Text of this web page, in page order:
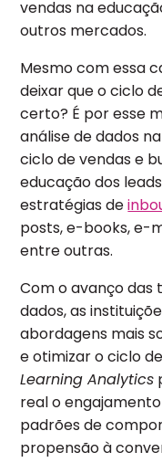
vendas na
outros mercados.
Mesmo com essa
deixar que o ciclo
certo? É por esse
análise de dados
ciclo de vendas e
educação dos
estratégias de
posts, e-books, e-
entre outras.
Com o avanço das
dados, as
abordagens mais
e otimizar o ciclo
Learning Analytics
real o
padrões de
propensão à